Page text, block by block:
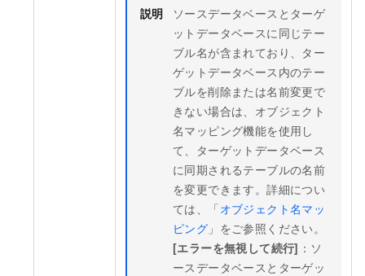
説明
ソースデータベースとターゲ
ットデータベースに同じテー
ブル名が含まれており、ター
ゲットデータベース内のテー
ブルを削除または名前変更で
きない場合は、オブジェクト
名マッピング機能を使用し
て、ターゲットデータベース
に同期されるテーブルの名前
を変更できます。詳細につい
ては、「オブジェクト名マッ
ピング 」をご参照ください。
[エラーを無視して続行] ：ソ
ースデータベースとターゲッ